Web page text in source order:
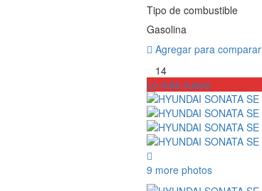
Tipo de combustible
Gasolina
Agregar para comparar
14
Lo más nuevo
9 more photos